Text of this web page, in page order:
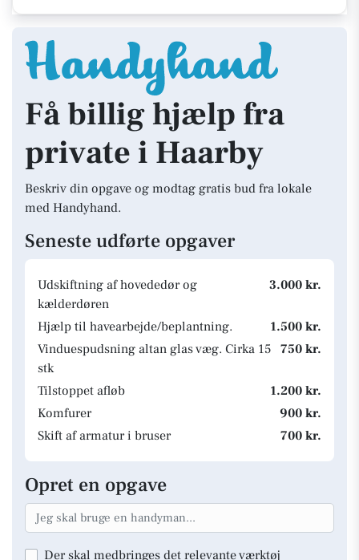
Få billig hjælp fra
private i Haarby
Beskriv din opgave og modtag gratis bud fra lokale
med Handyhand.
Seneste udførte opgaver
Udskiftning af hovededør og
kælderdøren
3.000 kr.
Hjælp til havearbejde/beplantning.
1.500 kr.
Vinduespudsning altan glas væg. Cirka 15
stk
750 kr.
Tilstoppet afløb
1.200 kr.
Komfurer
900 kr.
Skift af armatur i bruser
700 kr.
Opret en opgave
Der skal medbringes det relevante værktøj